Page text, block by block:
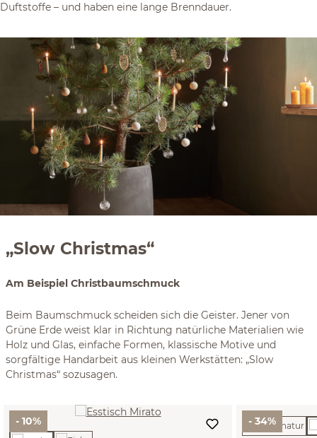
Duftstoffe – und haben eine lange Brenndauer.
„Slow Christmas“
Am Beispiel Christbaumschmuck
Beim Baumschmuck scheiden sich die Geister. Jener von
Grüne Erde weist klar in Richtung natürliche Materialien wie
Holz und Glas, einfache Formen, klassische Motive und
sorgfältige Handarbeit aus kleinen Werkstätten: „Slow
Christmas“ sozusagen.
- 10% - 34%